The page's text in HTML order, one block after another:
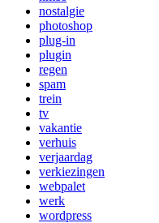
nostalgie
photoshop
plug-in
plugin
regen
spam
trein
tv
vakantie
verhuis
verjaardag
verkiezingen
webpalet
werk
wordpress